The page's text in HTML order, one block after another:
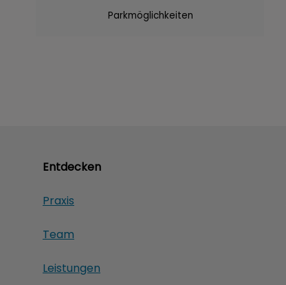
Parkmöglichkeiten
Entdecken
Praxis
Team
Leistungen